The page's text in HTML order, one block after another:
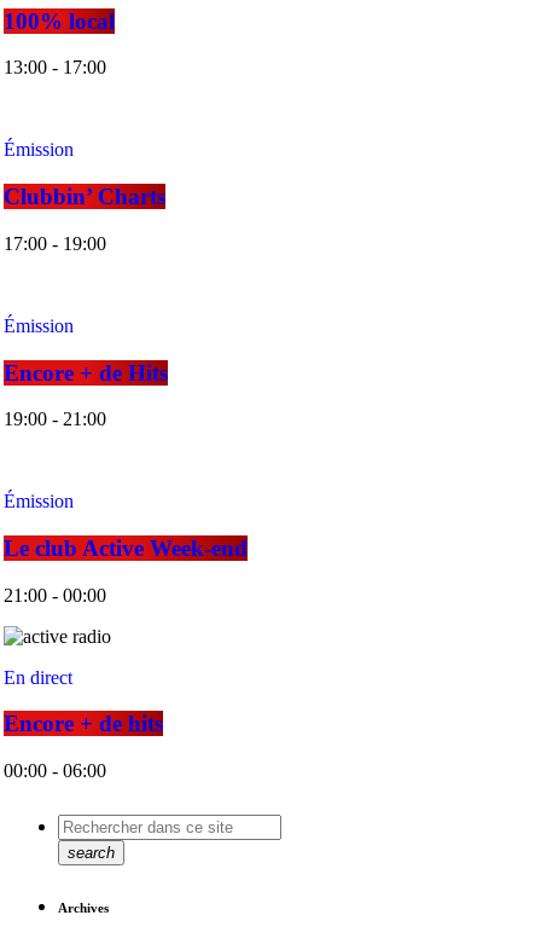
100% local
13:00 - 17:00
Émission
Clubbin’ Charts
17:00 - 19:00
Émission
Encore + de Hits
19:00 - 21:00
Émission
Le club Active Week-end
21:00 - 00:00
En direct
Encore + de hits
00:00 - 06:00
search
Archives